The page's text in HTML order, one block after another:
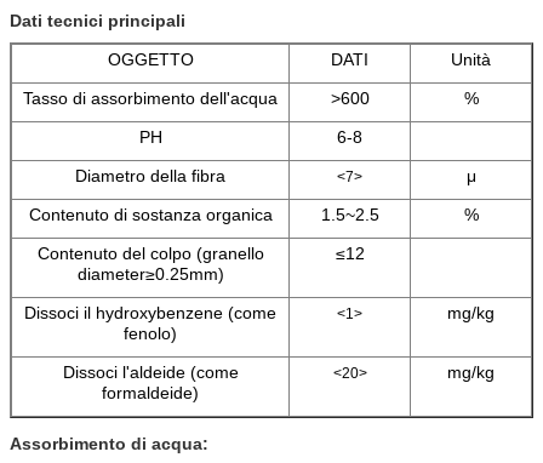
Dati tecnici principali
OGGETTO
DATI
Unità
Tasso di assorbimento dell'acqua
>600
%
PH
6-8
Diametro della fibra
<7>
μ
Contenuto di sostanza organica
1.5~2.5
%
Contenuto del colpo (granello
diameter≥0.25mm)
≤12
Dissoci il hydroxybenzene (come
fenolo)
<1> mg/kg
Dissoci l'aldeide (come
formaldeide)
<20> mg/kg
Assorbimento di acqua: